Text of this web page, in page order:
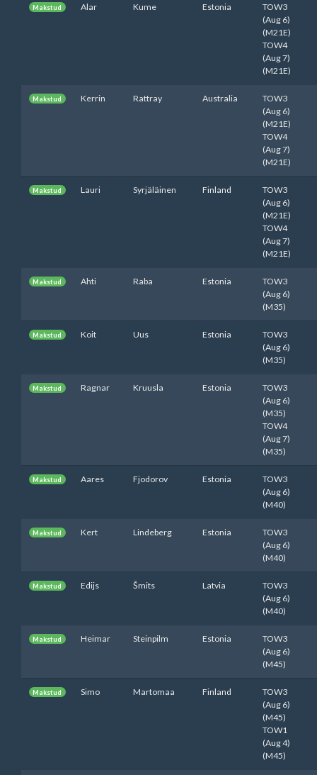
Makstud Alar Kume Estonia
TOW3
(Aug 6)
(M21E)
TOW4
(Aug 7)
(M21E)
Makstud Kerrin Rattray Australia
TOW3
(Aug 6)
(M21E)
TOW4
(Aug 7)
(M21E)
Makstud Lauri Syrjäläinen Finland
TOW3
(Aug 6)
(M21E)
TOW4
(Aug 7)
(M21E)
Makstud Ahti Raba Estonia
TOW3
(Aug 6)
(M35)
Makstud Koit Uus Estonia
TOW3
(Aug 6)
(M35)
Makstud Ragnar Kruusla Estonia
TOW3
(Aug 6)
(M35)
TOW4
(Aug 7)
(M35)
Makstud Aares Fjodorov Estonia
TOW3
(Aug 6)
(M40)
Makstud Kert Lindeberg Estonia
TOW3
(Aug 6)
(M40)
Makstud Edijs Šmits Latvia
TOW3
(Aug 6)
(M40)
Makstud Heimar Steinpilm Estonia
TOW3
(Aug 6)
(M45)
Makstud Simo Martomaa Finland
TOW3
(Aug 6)
(M45)
TOW1
(Aug 4)
(M45)